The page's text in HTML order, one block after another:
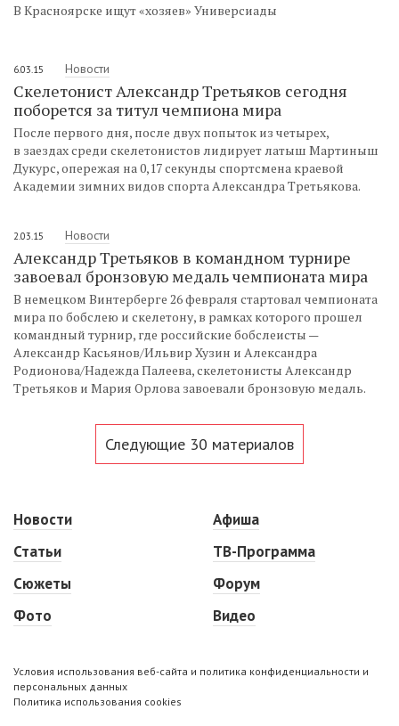
В Красноярске ищут «хозяев» Универсиады
6.03.15 Новости
Скелетонист Александр Третьяков сегодня
поборется за титул чемпиона мира
После первого дня, после двух попыток из четырех,
в заездах среди скелетонистов лидирует латыш Мартиныш
Дукурс, опережая на 0,17 секунды спортсмена краевой
Академии зимних видов спорта Александра Третьякова.
2.03.15 Новости
Александр Третьяков в командном турнире
завоевал бронзовую медаль чемпионата мира
В немецком Винтерберге 26 февраля стартовал чемпионата
мира по бобслею и скелетону, в рамках которого прошел
командный турнир, где российские бобслеисты —
Александр Касьянов/Ильвир Хузин и Александра
Родионова/Надежда Палеева, скелетонисты Александр
Третьяков и Мария Орлова завоевали бронзовую медаль.
Следующие 30 материалов
Новости
Статьи
Сюжеты
Фото
Афиша
ТВ-Программа
Форум
Видео
Условия использования веб-сайта и политика конфиденциальности и
персональных данных
Политика использования cookies